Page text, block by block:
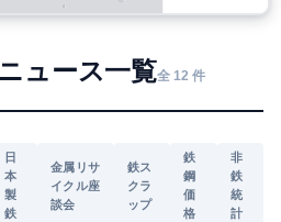
ュース一覧全 12 件
日
本
製
鉄
金属リサ
イクル座
談会
鉄ス
クラ
ップ
鉄
鋼
価
格
非
鉄
統
計